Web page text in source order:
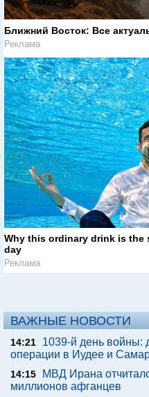
Ближний Восток: Все
Реклама
Why this ordinary drink is the
day
Реклама
ВАЖНЫЕ НОВОСТИ
14:21
1039-й день войны:
операции в Иудее и
14:15
МВД Ирана
миллионов афганцев